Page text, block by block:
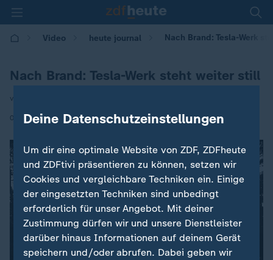
Video heute journal Nach Brand: Tesla-Werk
Nach Brand: Tesla-Werk steht weiter still
von Jan Meier
05.03.2024 | 21:45
Deine Datenschutzeinstellungen
Um dir eine optimale Website von ZDF, ZDFheute
und ZDFtivi präsentieren zu können, setzen wir
Cookies und vergleichbare Techniken ein. Einige
der eingesetzten Techniken sind unbedingt
erforderlich für unser Angebot. Mit deiner
Zustimmung dürfen wir und unsere Dienstleister
darüber hinaus Informationen auf deinem Gerät
speichern und/oder abrufen. Dabei geben wir